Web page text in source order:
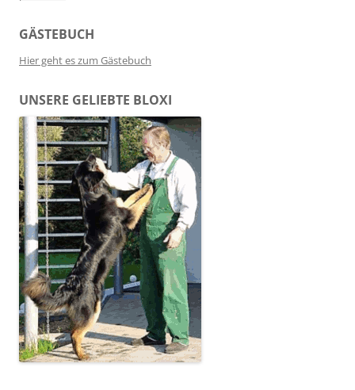
GÄSTEBUCH
Hier geht es zum Gästebuch
UNSERE GELIEBTE BLOXI